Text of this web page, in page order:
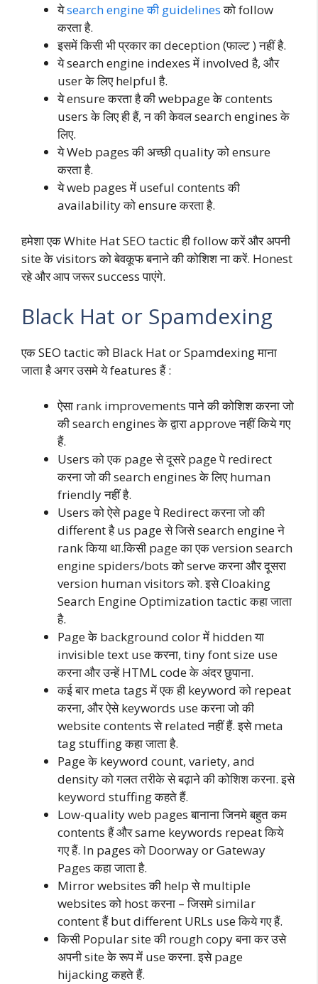
येsearch engine की guidelinesको follow
करता है.
इसमें किसी भी प्रकार का deception (फाल्ट ) नहीं है.
ये search engine indexes में involved है, और
user के लिए helpful है.
ये ensure करता है की webpage के contents
users के लिए ही हैं, न की केवल search engines के
लिए.
ये Web pages की अच्छी quality को ensure
करता है.
ये web pages में useful contents की
availability को ensure करता है.
हमेशा एक White Hat SEO tactic ही follow करें और अपनी
site के visitors को बेवकूफ बनाने की कोशिश ना करें. Honest
रहे और आप जरूर success पाएंगे.
Black Hat or Spamdexing
एक SEO tactic को Black Hat or Spamdexing माना
जाता है अगर उसमे ये features हैं :
ऐसा rank improvements पाने की कोशिश करना जो
की search engines के द्वारा approve नहीं किये गए
हैं.
Users को एक page से दूसरे page पे redirect
करना जो की search engines के लिए human
friendly नहीं है.
Users को ऐसे page पे Redirect करना जो की
different है us page से जिसे search engine ने
rank किया था.किसी page का एक version search
engine spiders/bots को serve करना और दूसरा
version human visitors को. इसे Cloaking
Search Engine Optimization tactic कहा जाता
है.
Page के background color में hidden या
invisible text use करना, tiny font size use
करना और उन्हें HTML code के अंदर छुपाना.
कई बार meta tags में एक ही keyword को repeat
करना, और ऐसे keywords use करना जो की
website contents से related नहीं हैं. इसे meta
tag stuffing कहा जाता है.
Page के keyword count, variety, and
density को गलत तरीके से बढ़ाने की कोशिश करना. इसे
keyword stuffing कहते हैं.
Low-quality web pages बानाना जिनमे बहुत कम
contents हैं और same keywords repeat किये
गए हैं. In pages को Doorway or Gateway
Pages कहा जाता है.
Mirror websites की help से multiple
websites को host करना – जिसमे similar
content हैं but different URLs use किये गए हैं.
किसी Popular site की rough copy बना कर उसे
अपनी site के रूप में use करना. इसे page
hijacking कहते हैं.